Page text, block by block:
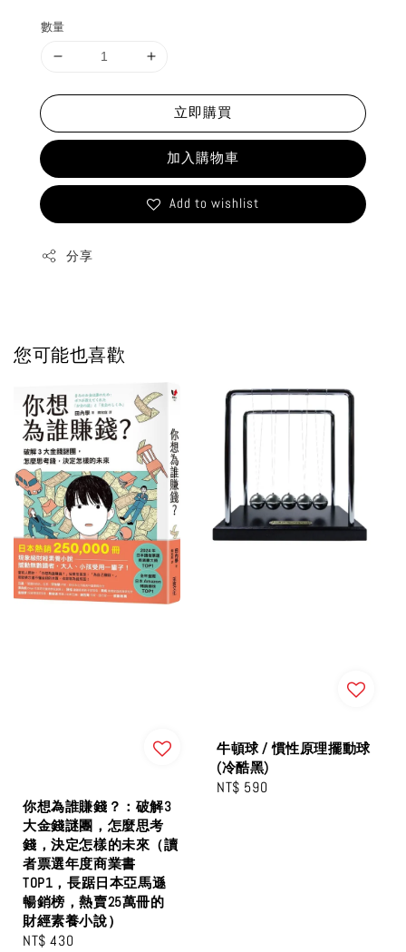
數量
立即購買
加入購物車
Add to wishlist
分享
您可能也喜歡
你想為誰賺錢？：破解3
大金錢謎團，怎麼思考
錢，決定怎樣的未來（讀
者票選年度商業書
TOP1，長踞日本亞馬遜
暢銷榜，熱賣25萬冊的
財經素養小說）
Regular
NT$ 430
牛頓球 / 慣性原理擺動球
(冷酷黑)
Regular
NT$ 590